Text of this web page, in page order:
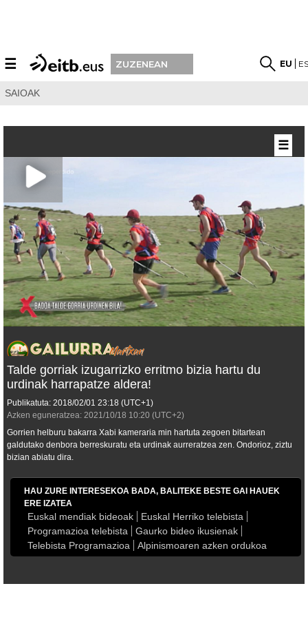
☰ ZUZENEAN EU
SAIOAK
Talde gorriak izugarrizko erritmo bizia hartu du
urdinak harrapatze aldera!
Publikatuta: 2018/02/01 23:18 (UTC+1)
Azken eguneratzea: 2021/10/18 10:20 (UTC+2)
Gorrien helburu bakarra Xabi kameraria min hartuta zegoen bitartean
galdutako denbora berreskuratu eta urdinak aurreratzea zen. Ondorioz, ziztu
bizian abiatu dira.
HAU ZURE INTERESEKOA BADA, BALITEKE BESTE GAI HAUEK
ERE IZATEA
Euskal mendiak bideoak
Euskal Herriko telebista
Programazioa telebista
Gaurko bideo ikusienak
Telebista Programazioa
Alpinismoaren azken ordukoa
☰